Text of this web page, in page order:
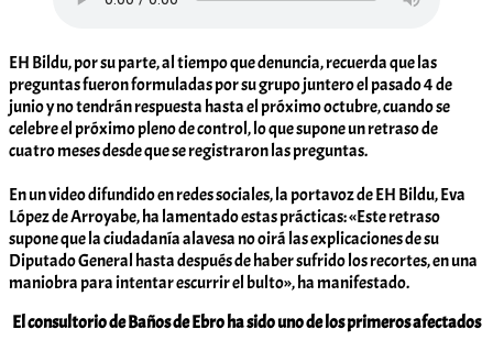
EH Bildu, por su parte, al tiempo que denuncia, recuerda que las
preguntas fueron formuladas por su grupo juntero el pasado 4 de
junio y no tendrán respuesta hasta el próximo octubre, cuando se
celebre el próximo pleno de control, lo que supone un retraso de
cuatro meses desde que se registraron las preguntas.
En un video difundido en redes sociales, la portavoz de EH Bildu, Eva
López de Arroyabe, ha lamentado estas prácticas: «Este retraso
supone que la ciudadanía alavesa no oirá las explicaciones de su
Diputado General hasta después de haber sufrido los recortes, en una
maniobra para intentar escurrir el bulto», ha manifestado.
El consultorio de Baños de Ebro ha sido uno de los primeros afectados